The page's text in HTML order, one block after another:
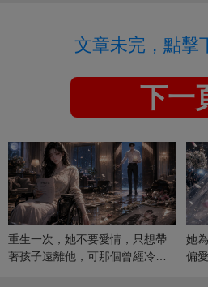
文章未完，點擊
下一
重生一次，她不要愛情，只想帶
著孩子遠離他，可那個曾經冷漠
她
偏